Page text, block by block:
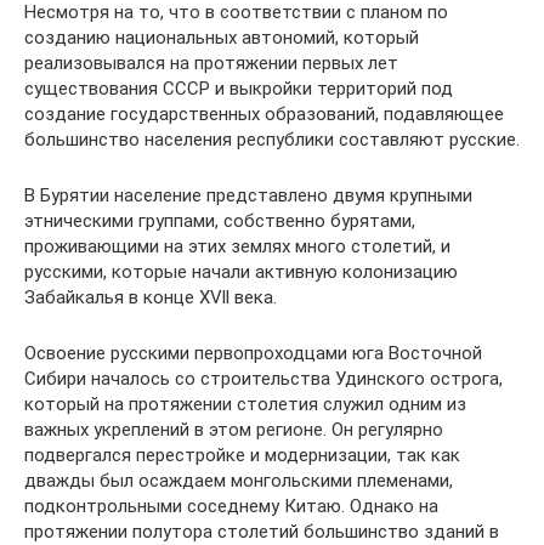
Несмотря на то, что в соответствии с планом по
созданию национальных автономий, который
реализовывался на протяжении первых лет
существования СССР и выкройки территорий под
создание государственных образований, подавляющее
большинство населения республики составляют русские.
В Бурятии население представлено двумя крупными
этническими группами, собственно бурятами,
проживающими на этих землях много столетий, и
русскими, которые начали активную колонизацию
Забайкалья в конце XVll века.
Освоение русскими первопроходцами юга Восточной
Сибири началось со строительства Удинского острога,
который на протяжении столетия служил одним из
важных укреплений в этом регионе. Он регулярно
подвергался перестройке и модернизации, так как
дважды был осаждаем монгольскими племенами,
подконтрольными соседнему Китаю. Однако на
протяжении полутора столетий большинство зданий в